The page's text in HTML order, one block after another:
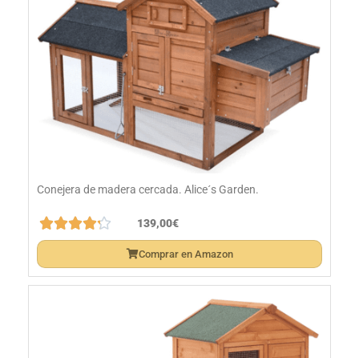
Conejera de madera cercada. Alice´s Garden.
 139,00€
Comprar en Amazon